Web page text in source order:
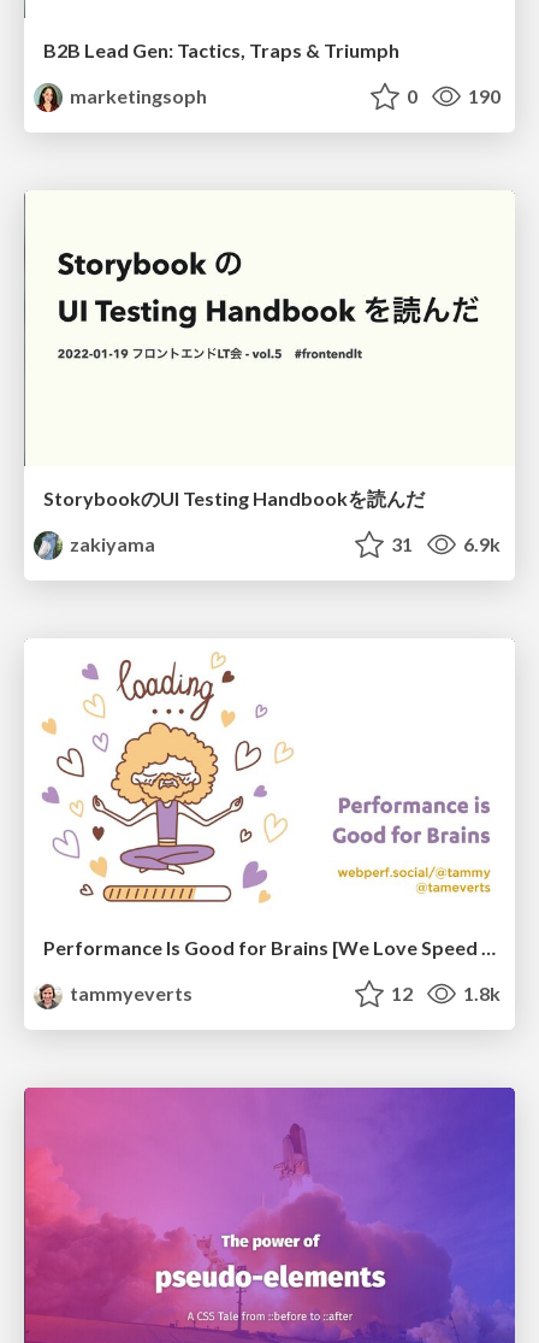
B2B Lead Gen: Tactics, Traps & Triumph
marketingsoph
0 190
StorybookのUI Testing Handbookを読んだ
zakiyama
31 6.9k
Performance Is Good for Brains [We Love Speed 2024]
tammyeverts
12 1.8k